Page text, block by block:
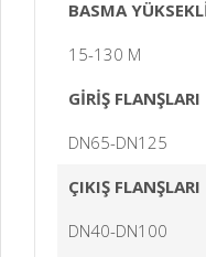
BASMA
15-130 M
GİRİŞ FLANŞLARI
DN65-DN125
ÇIKIŞ FLANŞLARI
DN40-DN100